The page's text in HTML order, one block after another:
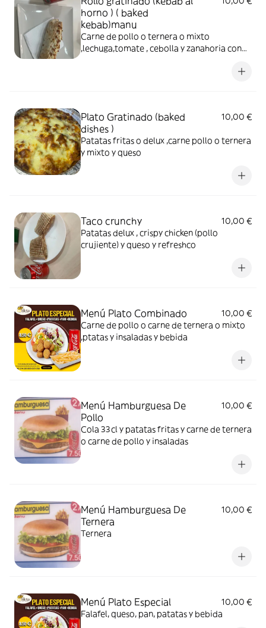
horno ) ( baked
kebab)manu
Carne de pollo o ternera o mixto
,lechuga,tomate , cebolla y zanahoria con
Plato Gratinado (baked
dishes )
10,00 €
Patatas fritas o delux ,carne pollo o ternera
y mixto y queso
Taco crunchy
10,00 €
Patatas delux , crispy chicken (pollo
crujiente) y queso y refreshco
Menú Plato Combinado
10,00 €
Carne de pollo o carne de ternera o mixto
,ptatas y insaladas y bebida
Menú Hamburguesa De
Pollo
10,00 €
Cola 33cl y patatas fritas y carne de ternera
o carne de pollo y insaladas
Menú Hamburguesa De
Ternera
10,00 €
Ternera
Menú Plato Especial
10,00 €
Falafel, queso, pan, patatas y bebida